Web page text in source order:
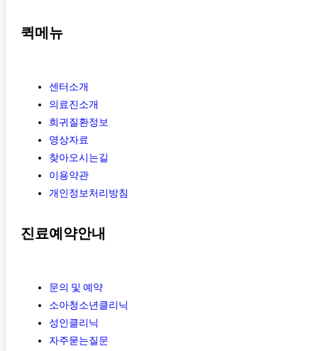
퀵메뉴
센터소개
의료진소개
희귀질환정보
영상자료
찾아오시는길
이용약관
개인정보처리방침
진료예약안내
문의 및 예약
소아청소년클리닉
성인클리닉
자주묻는질문